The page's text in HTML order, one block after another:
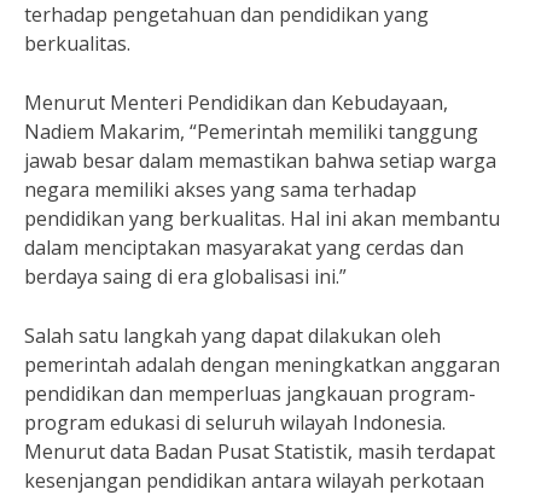
terhadap pengetahuan dan pendidikan yang
berkualitas.
Menurut Menteri Pendidikan dan Kebudayaan,
Nadiem Makarim, “Pemerintah memiliki tanggung
jawab besar dalam memastikan bahwa setiap warga
negara memiliki akses yang sama terhadap
pendidikan yang berkualitas. Hal ini akan membantu
dalam menciptakan masyarakat yang cerdas dan
berdaya saing di era globalisasi ini.”
Salah satu langkah yang dapat dilakukan oleh
pemerintah adalah dengan meningkatkan anggaran
pendidikan dan memperluas jangkauan program-
program edukasi di seluruh wilayah Indonesia.
Menurut data Badan Pusat Statistik, masih terdapat
kesenjangan pendidikan antara wilayah perkotaan